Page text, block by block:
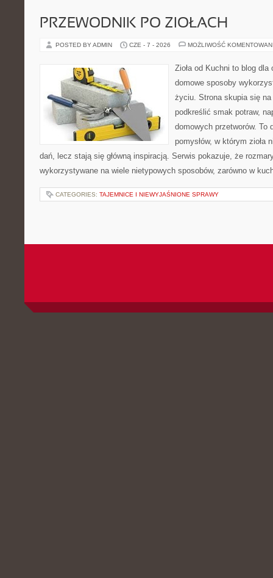
PRZEWODNIK PO ZIOŁACH
POSTED BY ADMIN CZE - 7 - 2026 MOŻLIWOŚĆ
Zioła od Kuchni to blog dla
domowe sposoby
życiu. Strona skupia się
podkreślić smak potraw,
domowych przetworów. To
pomysłów, w którym zioła
dań, lecz stają się główną inspiracją. Serwis pokazuje, że
wykorzystywane na wiele nietypowych sposobów, zarówno w
CATEGORIES: TAJEMNICE I NIEWYJAŚNIONE SPRAWY